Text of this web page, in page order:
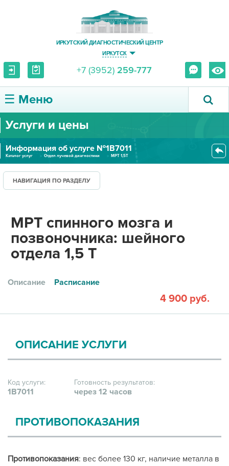
ИРКУТСКИЙ ДИАГНОСТИЧЕСКИЙ ЦЕНТР
ИРКУТСК
+7 (3952) 259-777
☰ Меню
О ЦЕНТРЕ
УСЛУГИ И ЦЕНЫ
ПАЦИЕНТУ
ПРАВОВАЯ ИНФОРМАЦИЯ
Услуги и цены
Информация об услуге №1В7011
Каталог услуг Отдел лучевой диагностики
МРТ 1,5Т
НАВИГАЦИЯ ПО РАЗДЕЛУ
МРТ спинного мозга и
позвоночника: шейного
отдела 1,5 Т
Описание Расписание
4 900 руб.
ОПИСАНИЕ УСЛУГИ
Код услуги:
1В7011
Готовность результатов:
через 12 часов
ПРОТИВОПОКАЗАНИЯ
Противопоказания: вес более 130 кг, наличие металла в